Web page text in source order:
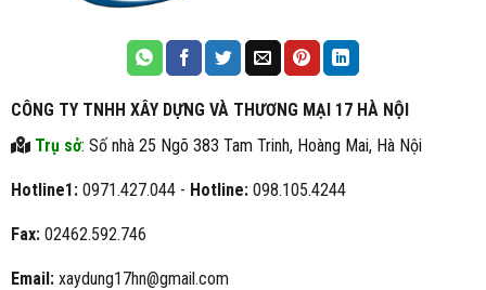
CÔNG TY TNHH XÂY DỰNG VÀ THƯƠNG MẠI 17 HÀ NỘI
Trụ sở: Số nhà 25 Ngõ 383 Tam Trinh, Hoàng Mai, Hà Nội
Hotline1:0971.427.044 - Hotline:098.105.4244
Fax:02462.592.746
Email:xaydung17hn@gmail.com